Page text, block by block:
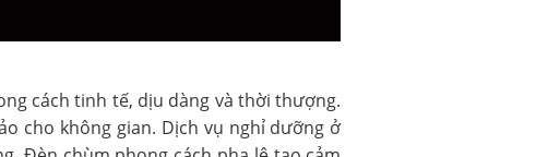
cách tinh tế, dịu dàng và thời thượng.
cho không gian. Dịch vụ nghỉ dưỡng ở